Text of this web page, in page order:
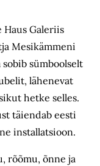
Haus Galeriis
Mesikämmeni
sobib sümboolselt
lähenevat
hetke selles.
täiendab eesti
installatsioon.
rõõmu, õnne ja